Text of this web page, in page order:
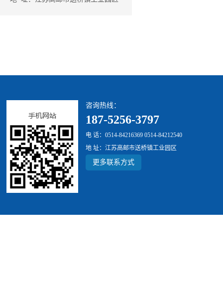
咨询热线：
187-5256-3797
电 话：0514-84216369 0514-84212540
地 址：江苏高邮市送桥镇工业园区
更多联系方式